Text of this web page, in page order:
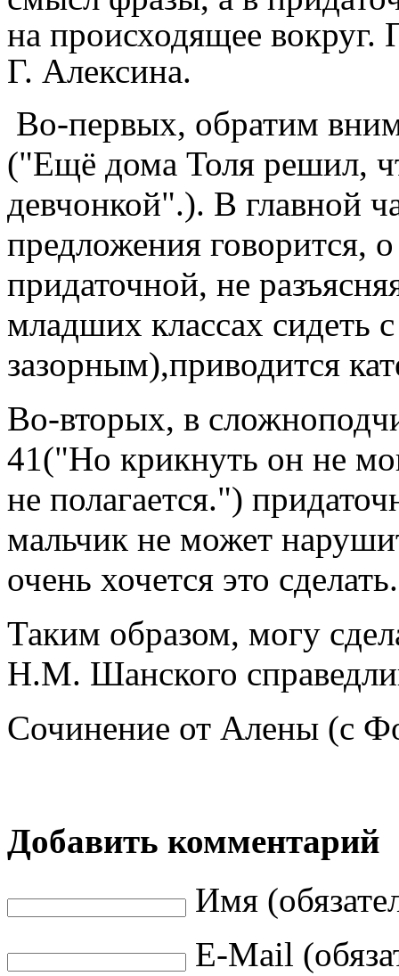
на происходящее
Г. Алексина.
Во-первых, обратим
("Ещё дома Толя решил,
девчонкой".). В главной
предложения говорится,
придаточной, не
младших классах сидеть
зазорным),приводится
Во-вторых, в
41("Но крикнуть он не
не полагается.")
мальчик не может
очень хочется это сделать.
Таким образом, могу
Н.М. Шанского
Сочинение от Алены (с
Добавить комментарий
Имя
E-Mail